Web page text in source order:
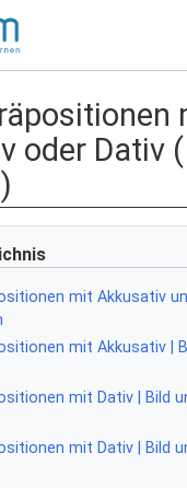
oder Dativ
mit Akkusativ
mit Akkusativ |
mit Dativ | Bild
mit Dativ | Bild